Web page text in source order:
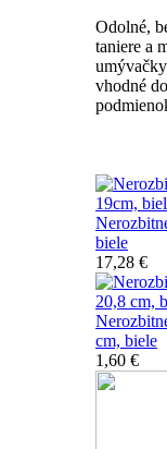
Odolné,
taniere a
vhodné
biele
17,28 €
cm, biele
1,60 €